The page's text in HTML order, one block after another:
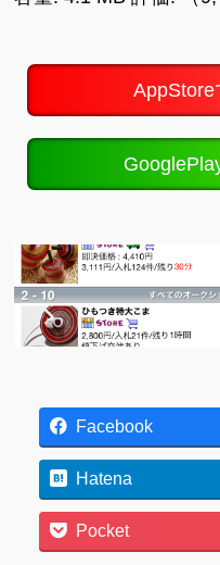
AppStore
Facebook
Hatena
Pocket